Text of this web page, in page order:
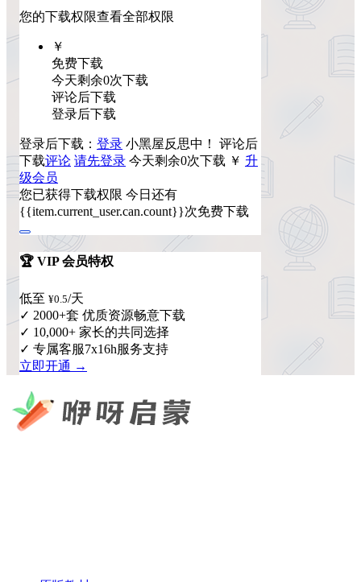
您的下载权限查看全部权限
￥
免费下载
今天剩余0次下载
评论后下载
登录后下载
登录后下载： 登录 小黑屋反思中！ 评论后
下载评论 请先登录 今天剩余0次下载 ￥ 升
级会员
您已获得下载权限 今日还有
{{item.current_user.can.count}}次免费下载
🏆 VIP 会员特权
低至 ¥0.5/天
✓ 2000+套 优质资源畅意下载
✓ 10,000+ 家长的共同选择
✓ 专属客服7x16h服务支持
立即开通 →